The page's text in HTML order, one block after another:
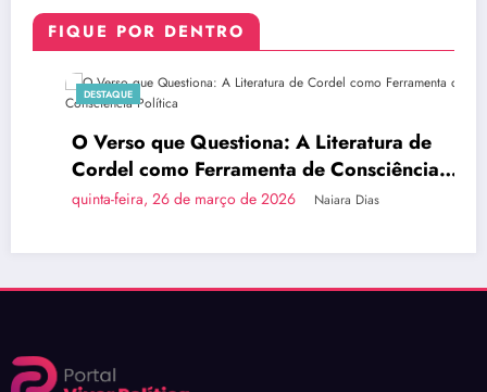
FIQUE POR DENTRO
DESTAQUE
O Verso que Questiona: A Literatura de
Cordel como Ferramenta de Consciência
Política
quinta-feira, 26 de março de 2026 Naiara Dias